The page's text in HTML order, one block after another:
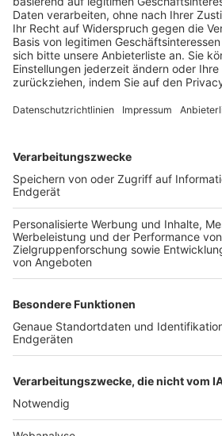
Trainerbörse
Login SpielPlus
FOLGE DEM BFV
TOP-VEREINE
TOP-PARTNER